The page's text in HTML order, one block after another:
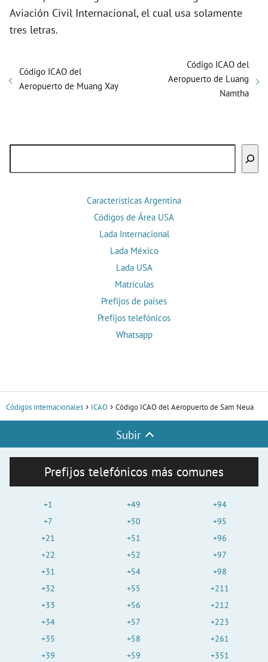
Aviación Civil Internacional, el cual usa solamente
tres letras.
Código ICAO del
Aeropuerto de Muang Xay
Código ICAO del
Aeropuerto de Luang
Namtha
Características Argentina
Códigos de Área USA
Lada Internacional
Lada México
Lada USA
Matrículas
Prefijos de países
Prefijos telefónicos
Whatsapp
Códigos internacionales ICAO Código ICAO del Aeropuerto de Sam Neua
Subir
Prefijos telefónicos más comunes
+1
+7
+21
+22
+31
+32
+33
+34
+35
+39
+49
+50
+51
+52
+54
+55
+56
+57
+58
+59
+94
+95
+96
+97
+98
+211
+212
+223
+261
+351